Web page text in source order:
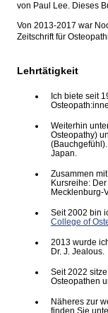
von Paul Lee. Dieses
Von 2013-2017 war
Zeitschrift für
Lehrtätigkeit
Ich biete seit
Weiterhin
Osteopathy)
Japan.
Zusammen
Kursreihe:
Mecklenburg-
Seit 2002 bin
College of
2013 wurde
Dr. J. Jealous.
Seit 2022
Osteopathen
Näheres zur
finden Sie